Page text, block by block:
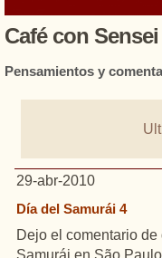
Café con Sensei
Pensamientos y
29-abr-2010
Día del Samurái 4
Dejo el comentario
Samurái en São